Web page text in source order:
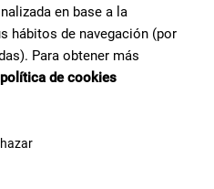
oder Hilfe
?
von Apavisa
en base a la
hábitos de navegación (por
Para obtener más
política de cookies